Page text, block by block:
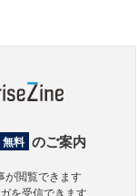
無料 のご案内
が閲覧できます
を受信できます